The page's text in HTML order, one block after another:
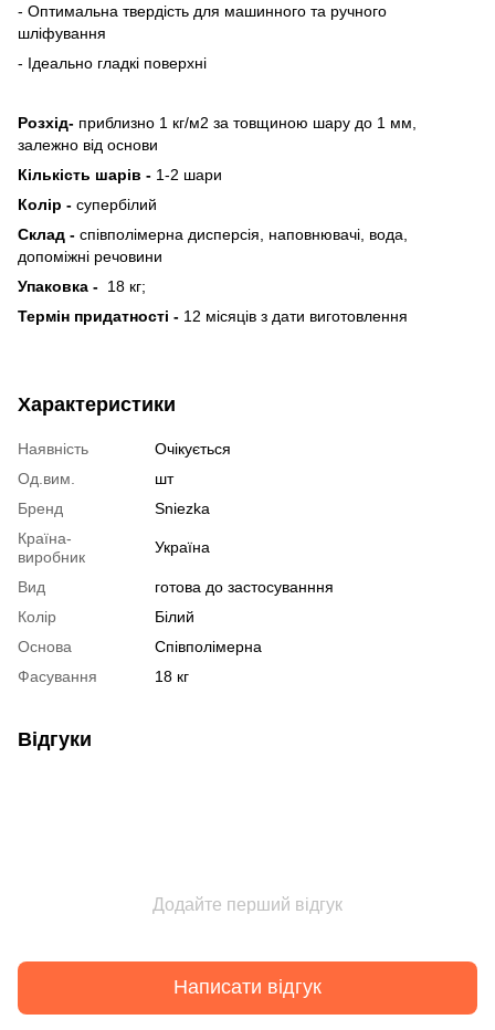
- Оптимальна твердість для машинного та ручного
шліфування
- Ідеально гладкі поверхні
Розхід- приблизно 1 кг/м2 за товщиною шару до 1 мм,
залежно від основи
Кількість шарів - 1-2 шари
Колір - супербілий
Склад - співполімерна дисперсія, наповнювачі, вода,
допоміжні речовини
Упаковка - 18 кг;
Термін придатності - 12 місяців з дати виготовлення
Характеристики
Наявність
Очікується
Од.вим.
шт
Бренд
Sniezka
Країна-
виробник
Україна
Вид
готова до застосуванння
Колір
Білий
Основа
Співполімерна
Фасування
18 кг
Відгуки
Додайте перший відгук
Написати відгук